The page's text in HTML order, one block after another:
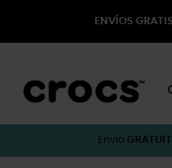
ENVÍOS GRATIS
Envio